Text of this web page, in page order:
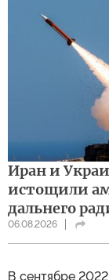
Иран и
истощили
дальнего
06.08.2026
В сентябре